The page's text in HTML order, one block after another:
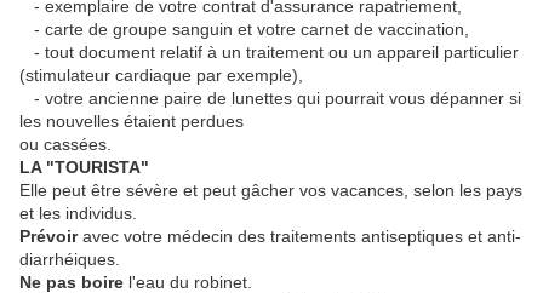
- exemplaire de votre contrat d'assurance rapatriement,
- carte de groupe sanguin et votre carnet de vaccination,
- tout document relatif à un traitement ou un appareil particulier
(stimulateur cardiaque par exemple),
- votre ancienne paire de lunettes qui pourrait vous dépanner si
les nouvelles étaient perdues
ou cassées.
LA "TOURISTA"
Elle peut être sévère et peut gâcher vos vacances, selon les pays
et les individus.
Prévoiravec votre médecin des traitements antiseptiques et anti-
diarrhéiques.
Ne pas boire l'eau du robinet.